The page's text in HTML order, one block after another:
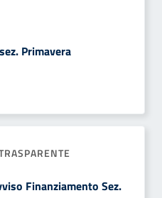
Primavera
Finanziamento Sez.